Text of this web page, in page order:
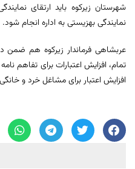
شهرستان زیرکوه باید ارتقای
نمایندگی بهزیستی به اداره انجام شود.
عربشاهی فرماندار زیرکوه هم
تمام، افزایش اعتبارات برای تفاهم
افزایش اعتبار برای مشاغل خرد و